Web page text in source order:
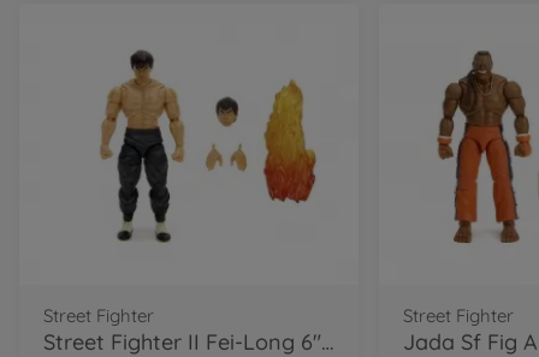
Street Fighter
Street Fighter II Fei-Long 6" Figurine
Street Fighter